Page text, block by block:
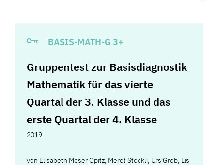
BASIS-MATH-G 3+
Gruppentest zur Basisdiagnostik
Mathematik für das vierte
Quartal der 3. Klasse und das
erste Quartal der 4. Klasse
2019
von Elisabeth Moser Opitz, Meret Stöckli, Urs Grob, Lis